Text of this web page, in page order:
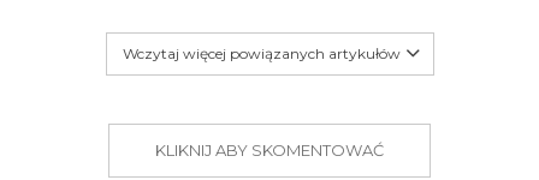
Wczytaj więcej powiązanych artykułów
KLIKNIJ ABY SKOMENTOWAĆ